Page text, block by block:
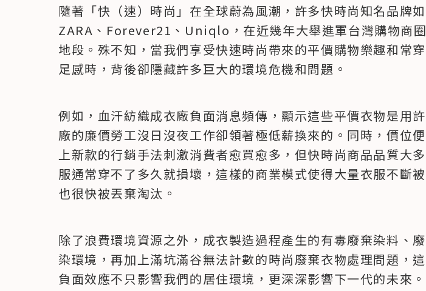
隨著「快（速）時尚」在全球蔚為風潮，許多快時尚知名品牌如
ZARA、Forever21、Uniqlo，在近幾年大舉進軍台灣購物商
地段。殊不知，當我們享受快速時尚帶來的平價購物樂趣和常
足感時，背後卻隱藏許多巨大的環境危機和問題。
例如，血汗紡織成衣廠負面消息頻傳，顯示這些平價衣物是用
廠的廉價勞工沒日沒夜工作卻領著極低薪換來的。同時，價位
上新款的行銷手法刺激消費者愈買愈多，但快時尚商品品質大
服通常穿不了多久就損壞，這樣的商業模式使得大量衣服不斷
也很快被丟棄淘汰。
除了浪費環境資源之外，成衣製造過程產生的有毒廢棄染料、
染環境，再加上滿坑滿谷無法計數的時尚廢棄衣物處理問題，
負面效應不只影響我們的居住環境，更深深影響下一代的未來。